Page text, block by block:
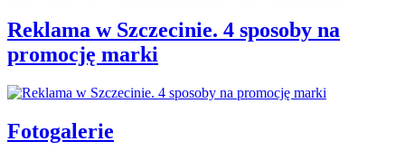
Reklama w Szczecinie. 4 sposoby na
promocję marki
Fotogalerie